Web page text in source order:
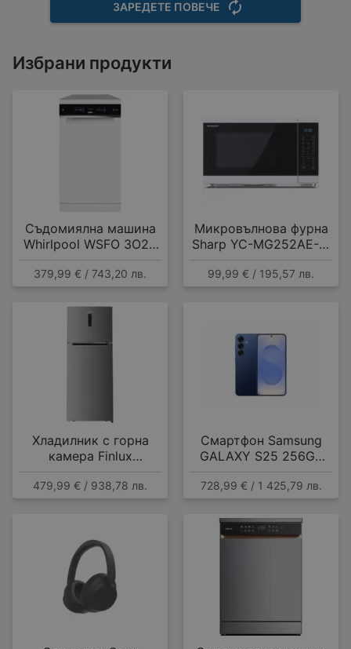
ЗАРЕДЕТЕ ПОВЕЧЕ
Избрани продукти
Съдомиялна машина
Whirlpool WSFO 3O23
379,99 € / 743,20 лв.
Микровълнова фурна
Sharp YC-MG252AE-W
W
99,99 € / 195,57 лв.
Хладилник с горна
камера Finlux
No Frost , Инокс
479,99 € / 938,78 лв.
Смартфон Samsung
GALAXY S25 256GB
12 GB, 256 GB
728,99 € / 1 425,79 лв.